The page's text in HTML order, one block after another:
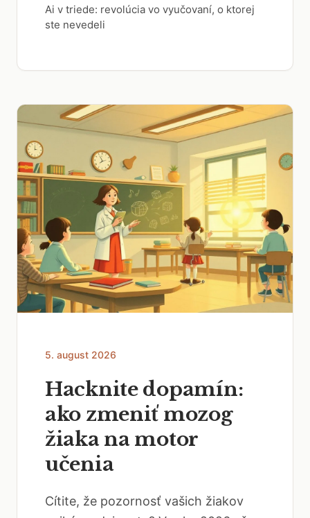
Ai v triede: revolúcia vo vyučovaní, o ktorej
ste nevedeli
5. august 2026
Hacknite dopamín:
ako zmeniť mozog
žiaka na motor
učenia
Cítite, že pozornosť vašich žiakov